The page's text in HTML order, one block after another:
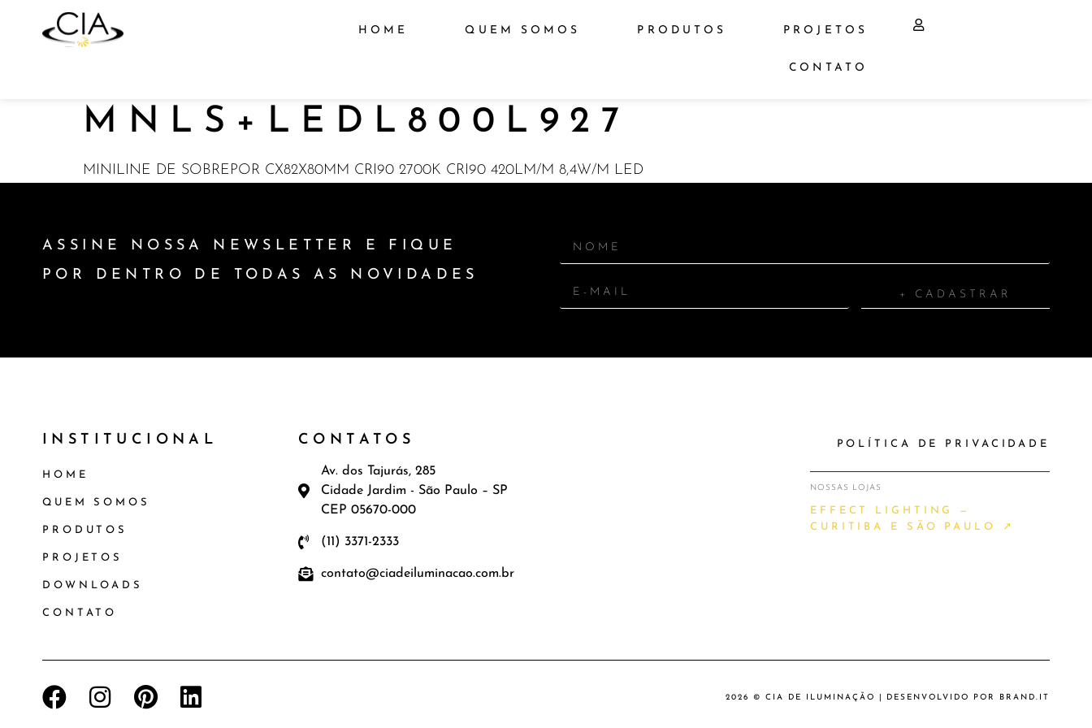
HOME QUEM SOMOS PRODUTOS PROJETOS
CONTATO
MNLS+LEDL800L927
MINILINE DE SOBREPOR CX82X80MM CRI90 2700K CRI90 420LM/M 8,4W/M LED
ASSINE NOSSA NEWSLETTER E FIQUE
POR DENTRO DE TODAS AS NOVIDADES
+ CADASTRAR
INSTITUCIONAL
HOME
QUEM SOMOS
PRODUTOS
PROJETOS
DOWNLOADS
CONTATO
CONTATOS
Av. dos Tajurás, 285
Cidade Jardim - São Paulo – SP
CEP 05670-000
(11) 3371-2333
contato@ciadeiluminacao.com.br
POLÍTICA DE PRIVACIDADE
NOSSAS LOJAS
EFFECT LIGHTING —
CURITIBA E SÃO PAULO ↗
2026 © CIA DE ILUMINAÇÃO | DESENVOLVIDO POR BRAND.IT